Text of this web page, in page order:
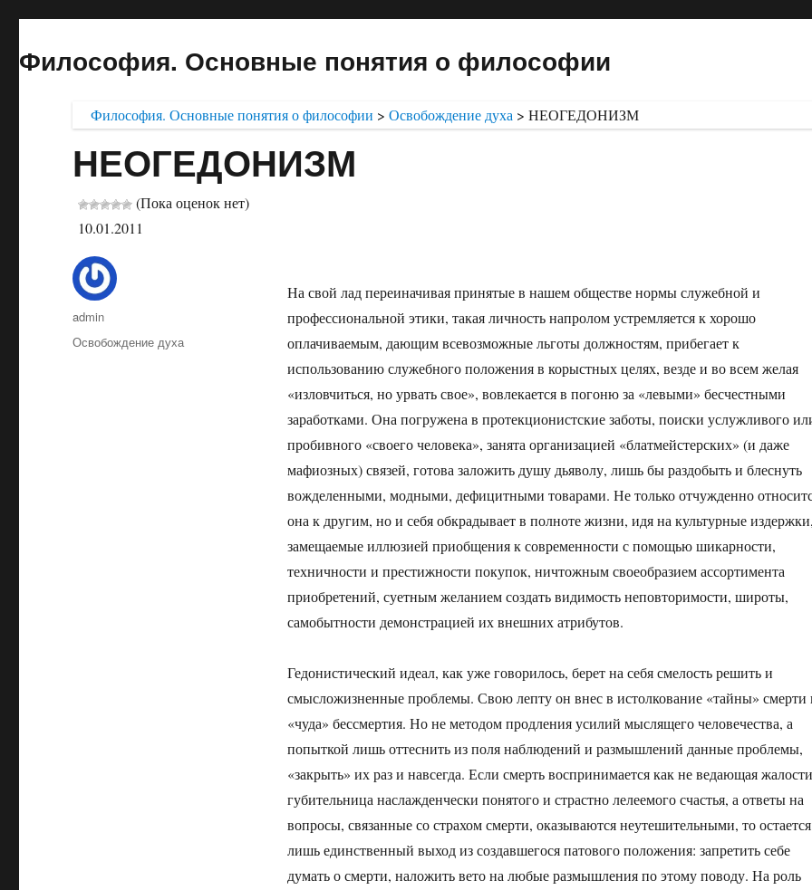
Философия. Основные понятия о философии
Философия. Основные понятия о философии >Освобождение духа >НЕОГЕДОНИЗМ
НЕОГЕДОНИЗМ
(Пока оценок нет)
10.01.2011
На свой лад переиначивая принятые в нашем обществе нормы служебной и
профессиональной этики, такая личность напролом устремляется к хорошо
оплачиваемым, дающим всевозможные льготы должностям, прибегает к
использованию служебного положения в корыстных целях, везде и во всем желая
«изловчиться, но урвать свое», вовлекается в погоню за «левыми» бесчестными
заработками. Она погружена в протекционистские заботы, поиски услужливого
пробивного «своего человека», занята организацией «блатмейстерских» (и даже
мафиозных) связей, готова заложить душу дьяволу, лишь бы раздобыть и блеснуть
вожделенными, модными, дефицитными товарами. Не только отчужденно
она к другим, но и себя обкрадывает в полноте жизни, идя на культурные
замещаемые иллюзией приобщения к современности с помощью шикарности,
техничности и престижности покупок, ничтожным своеобразием ассортимента
приобретений, суетным желанием создать видимость неповторимости, широты,
самобытности демонстрацией их внешних атрибутов.
Гедонистический идеал, как уже говорилось, берет на себя смелость решить и
смысложизненные проблемы. Свою лепту он внес в истолкование «тайны» смерти
«чуда» бессмертия. Но не методом продления усилий мыслящего человечества, а
попыткой лишь оттеснить из поля наблюдений и размышлений данные проблемы,
«закрыть» их раз и навсегда. Если смерть воспринимается как не ведающая жалости
губительница наслажденчески понятого и страстно лелеемого счастья, а ответы на
вопросы, связанные со страхом смерти, оказываются неутешительными, то остается
лишь единственный выход из создавшегося патового положения: запретить себе
думать о смерти, наложить вето на любые размышления по этому поводу. На роль
Автор
admin
Опубликовано
Рубрики
Освобождение духа